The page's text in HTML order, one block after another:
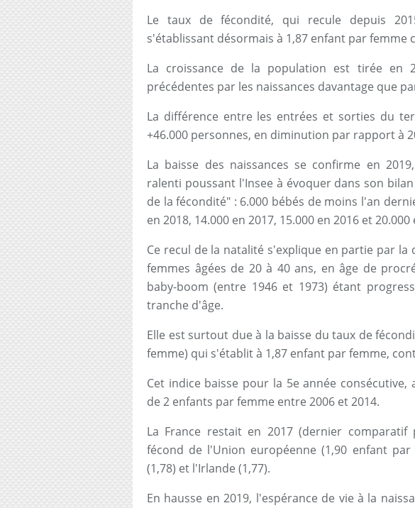
Le taux de fécondité, qui recule depuis
s'établissant désormais à 1,87 enfant par femme
La croissance de la population est tirée en
précédentes par les naissances davantage que
La différence entre les entrées et sorties du
+46.000 personnes, en diminution par rapport à
La baisse des naissances se confirme en
ralenti poussant l'Insee à évoquer dans son
de la fécondité" : 6.000 bébés de moins l'an
en 2018, 14.000 en 2017, 15.000 en 2016 et 20.000
Ce recul de la natalité s'explique en partie par
femmes âgées de 20 à 40 ans, en âge de
baby-boom (entre 1946 et 1973) étant
tranche d'âge.
Elle est surtout due à la baisse du taux de
femme) qui s'établit à 1,87 enfant par femme,
Cet indice baisse pour la 5e année
de 2 enfants par femme entre 2006 et 2014.
La France restait en 2017 (dernier comparatif
fécond de l'Union européenne (1,90 enfant par
(1,78) et l'Irlande (1,77).
En hausse en 2019, l'espérance de vie à la